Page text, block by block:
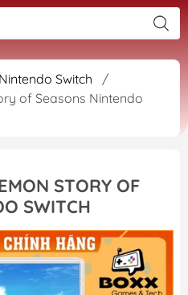
Switch
/
of Seasons Nintendo
STORY OF
SWITCH